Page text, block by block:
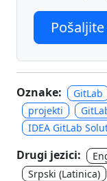
Oznake: GitLab
projekti
IDEA GitLab
Drugi jezici:
Srpski (Latinica)